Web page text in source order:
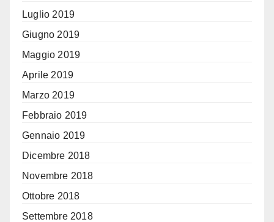
Luglio 2019
Giugno 2019
Maggio 2019
Aprile 2019
Marzo 2019
Febbraio 2019
Gennaio 2019
Dicembre 2018
Novembre 2018
Ottobre 2018
Settembre 2018